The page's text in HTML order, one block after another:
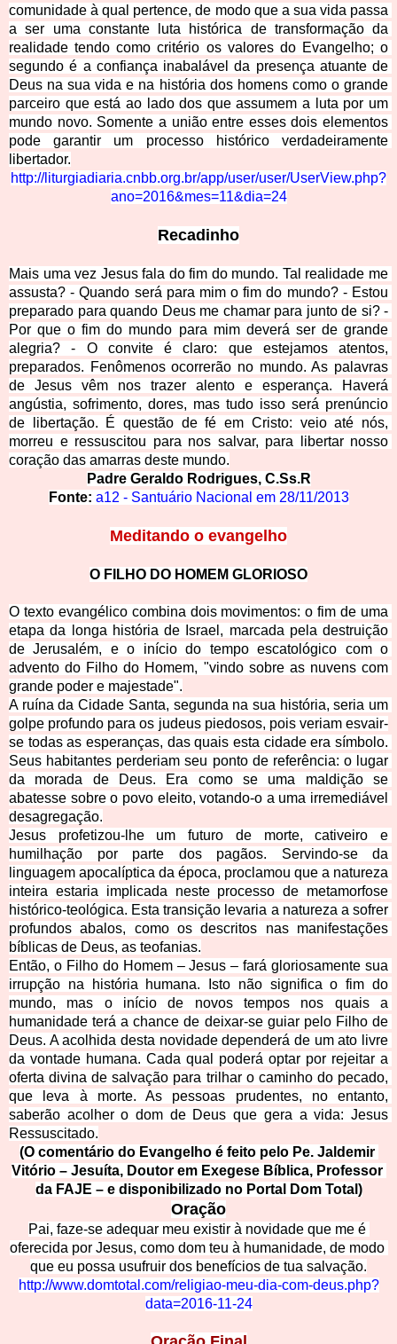
comunidade à qual pertence, de modo que a sua vida passa
a ser uma constante luta histórica de transformação da
realidade tendo como critério os valores do Evangelho; o
segundo é a confiança inabalável da presença atuante de
Deus na sua vida e na história dos homens como o grande
parceiro que está ao lado dos que assumem a luta por um
mundo novo. Somente a união entre esses dois elementos
pode garantir um processo histórico verdadeiramente
libertador.
http://liturgiadiaria.cnbb.org.br/app/user/user/UserView.php?
ano=2016&mes=11&dia=24
Recadinho
Mais uma vez Jesus fala do fim do mundo. Tal realidade me
assusta? - Quando será para mim o fim do mundo? - Estou
preparado para quando Deus me chamar para junto de si? -
Por que o fim do mundo para mim deverá ser de grande
alegria? - O convite é claro: que estejamos atentos,
preparados. Fenômenos ocorrerão no mundo. As palavras
de Jesus vêm nos trazer alento e esperança. Haverá
angústia, sofrimento, dores, mas tudo isso será prenúncio
de libertação. É questão de fé em Cristo: veio até nós,
morreu e ressuscitou para nos salvar, para libertar nosso
coração das amarras deste mundo.
Padre Geraldo Rodrigues, C.Ss.R
Fonte: a12 - Santuário Nacional em 28/11/2013
Meditando o evangelho
O FILHO DO HOMEM GLORIOSO
O texto evangélico combina dois movimentos: o fim de uma
etapa da longa história de Israel, marcada pela destruição
de Jerusalém, e o início do tempo escatológico com o
advento do Filho do Homem, "vindo sobre as nuvens com
grande poder e majestade".
A ruína da Cidade Santa, segunda na sua história, seria um
golpe profundo para os judeus piedosos, pois veriam esvair-
se todas as esperanças, das quais esta cidade era símbolo.
Seus habitantes perderiam seu ponto de referência: o lugar
da morada de Deus. Era como se uma maldição se
abatesse sobre o povo eleito, votando-o a uma irremediável
desagregação.
Jesus profetizou-lhe um futuro de morte, cativeiro e
humilhação por parte dos pagãos. Servindo-se da
linguagem apocalíptica da época, proclamou que a natureza
inteira estaria implicada neste processo de metamorfose
histórico-teológica. Esta transição levaria a natureza a sofrer
profundos abalos, como os descritos nas manifestações
bíblicas de Deus, as teofanias.
Então, o Filho do Homem – Jesus – fará gloriosamente sua
irrupção na história humana. Isto não significa o fim do
mundo, mas o início de novos tempos nos quais a
humanidade terá a chance de deixar-se guiar pelo Filho de
Deus. A acolhida desta novidade dependerá de um ato livre
da vontade humana. Cada qual poderá optar por rejeitar a
oferta divina de salvação para trilhar o caminho do pecado,
que leva à morte. As pessoas prudentes, no entanto,
saberão acolher o dom de Deus que gera a vida: Jesus
Ressuscitado.
(O comentário do Evangelho é feito pelo Pe. Jaldemir
Vitório – Jesuíta, Doutor em Exegese Bíblica, Professor
da FAJE – e disponibilizado no Portal Dom Total)
Oração
Pai, faze-se adequar meu existir à novidade que me é
oferecida por Jesus, como dom teu à humanidade, de modo
que eu possa usufruir dos benefícios de tua salvação.
http://www.domtotal.com/religiao-meu-dia-com-deus.php?
data=2016-11-24